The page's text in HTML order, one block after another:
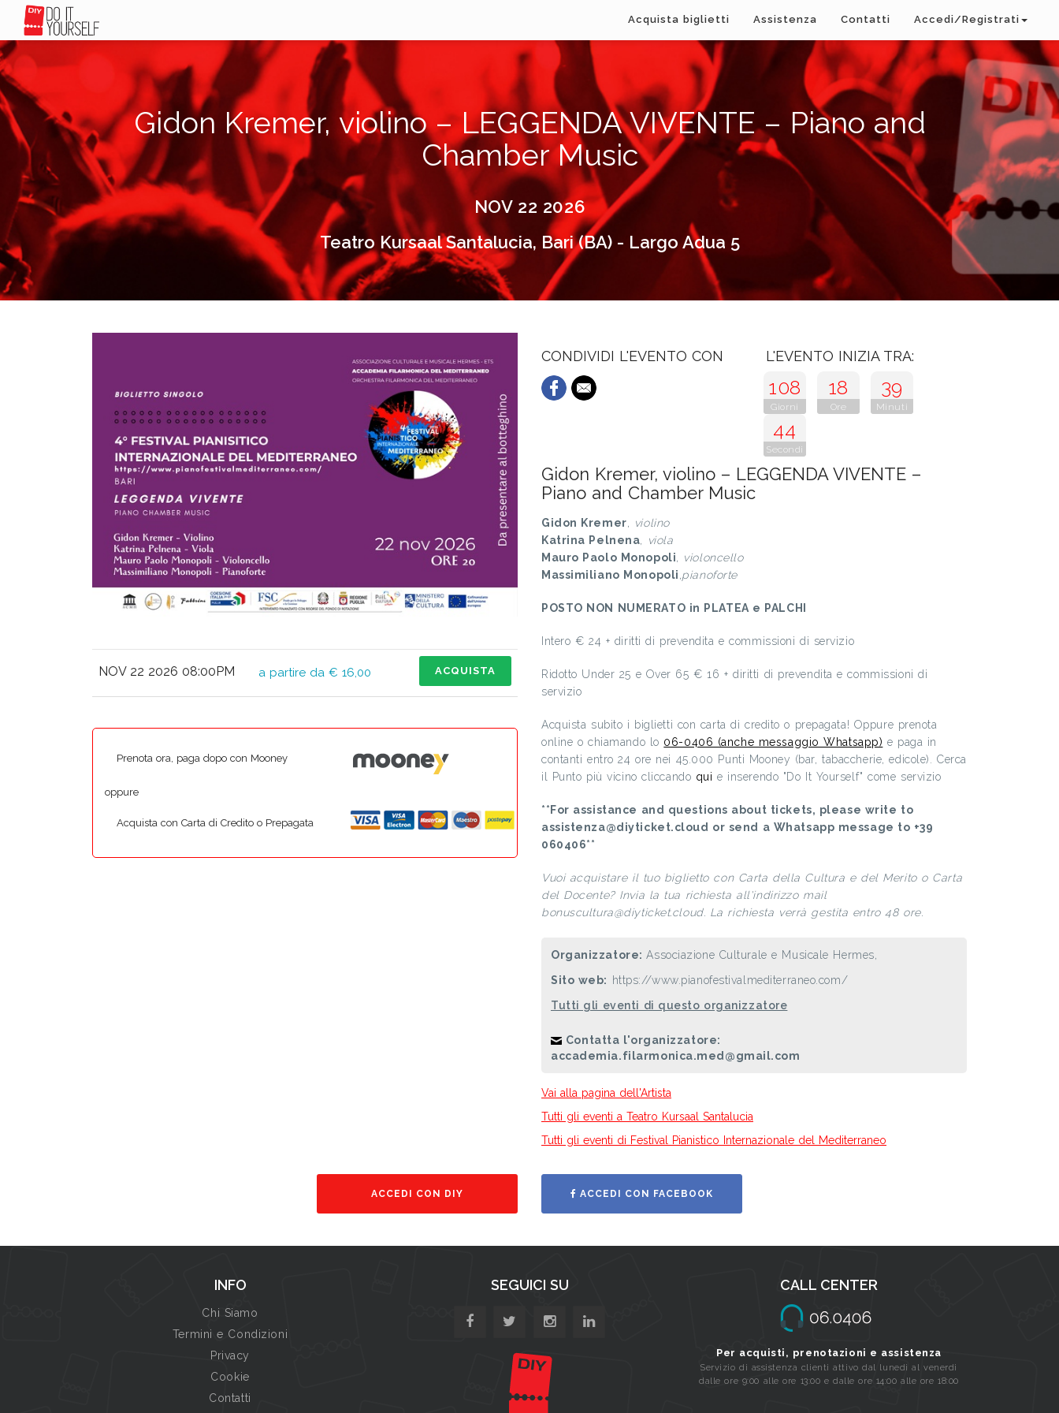
Acquista biglietti Assistenza Contatti Accedi/Registrati
Gidon Kremer, violino – LEGGENDA VIVENTE – Piano and
Chamber Music
NOV 22 2026
Teatro Kursaal Santalucia, Bari (BA) - Largo Adua 5
NOV 22 2026 08:00PM a partire da € 16,00 ACQUISTA
Prenota ora, paga dopo con Mooney
oppure
Acquista con Carta di Credito o Prepagata
CONDIVIDI L'EVENTO CON L'EVENTO INIZIA TRA:
108
Giorni
18
Ore
39
Minuti
43
Secondi
Gidon Kremer, violino – LEGGENDA VIVENTE –
Piano and Chamber Music
Gidon Kremer
violino
Katrina Pelnena
viola
Mauro Paolo Monopoli
violoncello
Massimiliano Monopoli pianoforte
POSTO NON NUMERATO in PLATEA e PALCHI
Intero € 24 + diritti di prevendita e commissioni di servizio
Ridotto Under 25 e Over 65 € 16 + diritti di prevendita e commissioni di
servizio
Acquista subito i biglietti con carta di credito o prepagata! Oppure prenota
online o chiamando lo 06-0406 (anche messaggio Whatsapp) e paga in
contanti entro 24 ore nei 45.000 Punti Mooney (bar, tabaccherie, edicole). Cerca
il Punto più vicino cliccando qui e inserendo "Do It Yourself" come servizio
**For assistance and questions about tickets, please write to
assistenza@diyticket.cloud or send a Whatsapp message to +39
060406**
Vuoi acquistare il tuo biglietto con Carta della Cultura e del Merito o Carta
del Docente? Invia la tua richiesta all'indirizzo mail
bonuscultura@diyticket.cloud. La richiesta verrà gestita entro 48 ore.
Organizzatore:Associazione Culturale e Musicale Hermes,
Sito web:
https://www.pianofestivalmediterraneo.com/
Tutti gli eventi di questo organizzatore
Contatta l'organizzatore:
accademia.filarmonica.med@gmail.com
Vai alla pagina dell'Artista
Tutti gli eventi a Teatro Kursaal Santalucia
Tutti gli eventi di Festival Pianistico Internazionale del Mediterraneo
ACCEDI CON DIY ACCEDI CON FACEBOOK
INFO
Chi Siamo
Termini e Condizioni
Privacy
Cookie
Contatti
SEGUICI SU CALL CENTER
Per acquisti, prenotazioni e assistenza
Servizio di assistenza clienti attivo dal lunedi al venerdi
dalle ore 9:00 alle ore 13:00 e dalle ore 14:00 alle ore 18:00